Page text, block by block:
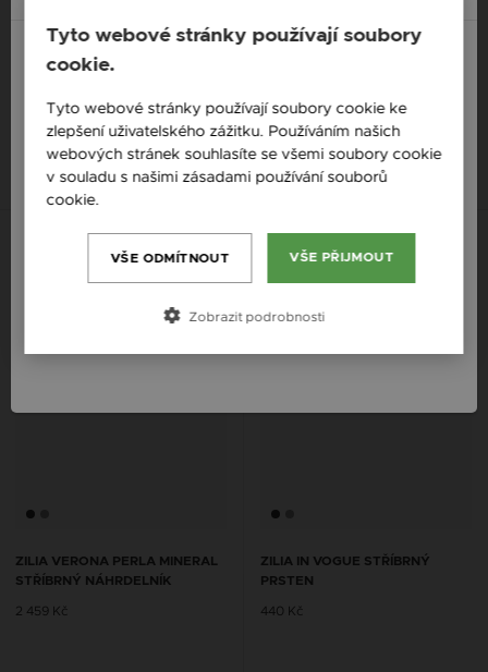
ZILIA PERLA STŘÍBRNÝ
1 507 Kč
14K 14K 14K
1 317 Kč
14K 14K 14K
ZILIA VERONA PERLA MINERAL
STŘÍBRNÝ NÁHRDELNÍK
2 459 Kč
ZILIA IN VOGUE STŘÍBRNÝ
PRSTEN
440 Kč
Česká republika / CZ
Slovensko / SK
Magyarország / HU
Tyto webové stránky používají soubory
cookie.
Tyto webové stránky používají soubory cookie ke
zlepšení uživatelského zážitku. Používáním našich
webových stránek souhlasíte se všemi soubory cookie
v souladu s našimi zásadami používání souborů
cookie.
VŠE PŘIJMOUT
VŠE ODMÍTNOUT
Zobrazit podrobnosti